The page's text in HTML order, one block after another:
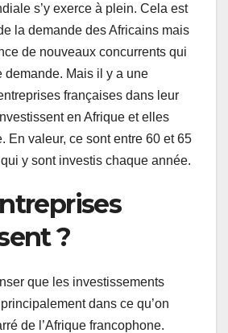
s’y exerce à plein. Cela est
la demande des Africains mais
de nouveaux concurrents qui
demande. Mais il y a une
françaises dans leur
en Afrique et elles
En valeur, ce sont entre 60 et 65
y sont investis chaque année.
?
que les investissements
dans ce qu’on
de l’Afrique francophone.